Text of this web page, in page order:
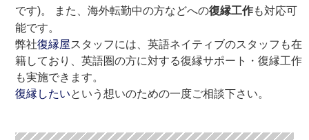
です)。 また、海外転勤中の方などへの復縁工作も対応可
能です。
弊社復縁屋スタッフには、英語ネイティブのスタッフも在
籍しており、英語圏の方に対する復縁サポート・復縁工作
も実施できます。
復縁したいという想いのための一度ご相談下さい。